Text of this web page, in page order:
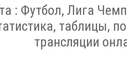
: Футбол, Лига
таблицы,
трансляции